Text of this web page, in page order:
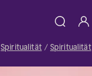
Spiritualität Spiritualität